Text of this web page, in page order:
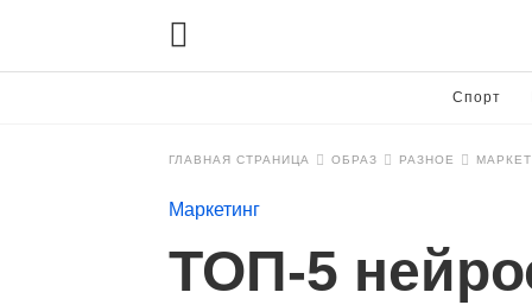
Спорт
ГЛАВНАЯ СТРАНИЦА ОБРАЗ РАЗНОЕ
Маркетинг
ТОП-5